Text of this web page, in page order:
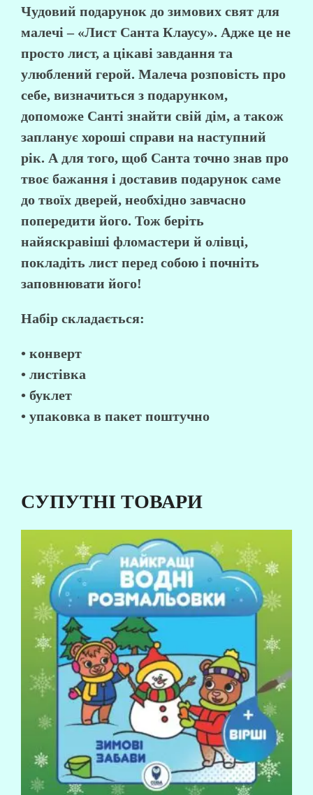
Чудовий подарунок до зимових свят для
малечі – «Лист Санта Клаусу». Адже це не
просто лист, а цікаві завдання та
улюблений герой. Малеча розповість про
себе, визначиться з подарунком,
допоможе Санті знайти свій дім, а також
запланує хороші справи на наступний
рік. А для того, щоб Санта точно знав про
твоє бажання і доставив подарунок саме
до твоїх дверей, необхідно завчасно
попередити його. Тож беріть
найяскравіші фломастери й олівці,
покладіть лист перед собою і почніть
заповнювати його!
Набір складається:
• конверт
• листівка
• буклет
• упаковка в пакет поштучно
СУПУТНІ ТОВАРИ